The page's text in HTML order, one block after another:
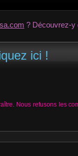
? Découvrez-y
ici !
Nous refusons les